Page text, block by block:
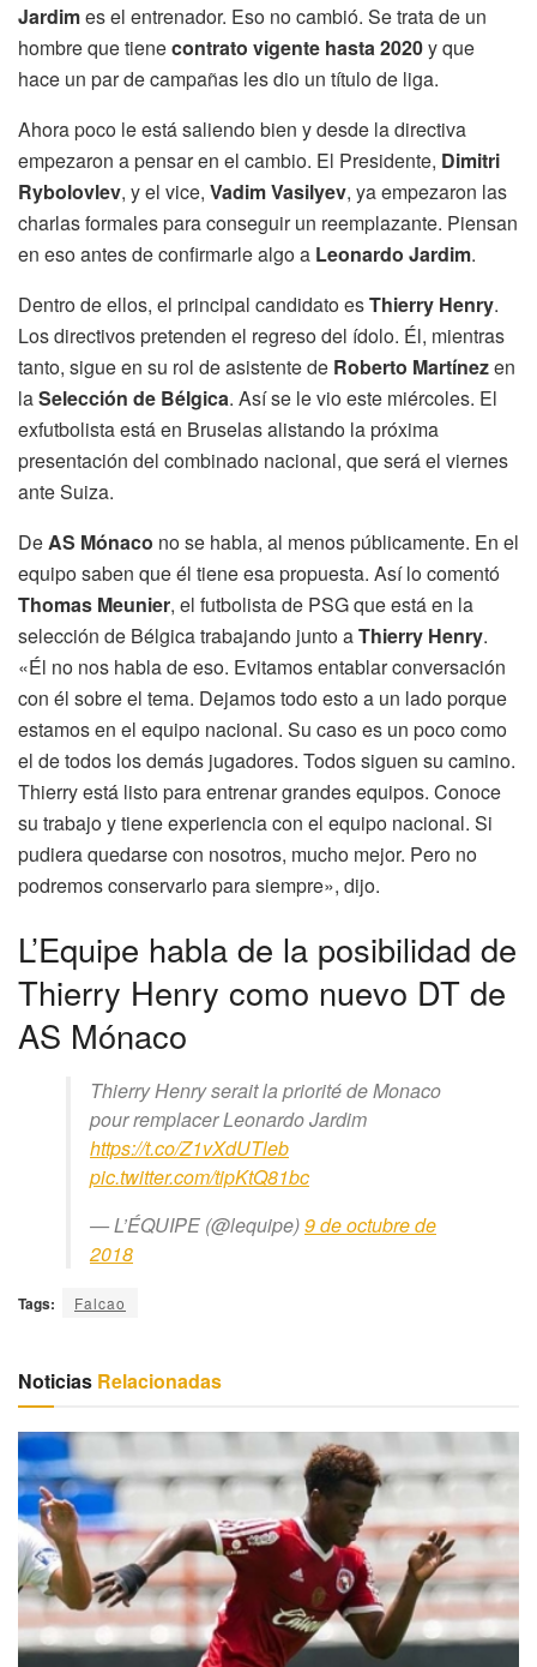
Jardimes el entrenador. Eso no cambió. Se trata de un
hombre que tienecontrato vigente hasta 2020y que
hace un par de campañas les dio un título de liga.
Ahora poco le está saliendo bien y desde la directiva
empezaron a pensar en el cambio. El Presidente, Dimitri
Rybolovlev, y el vice, Vadim Vasilyev, ya empezaron las
charlas formales para conseguir un reemplazante. Piensan
en eso antes de confirmarle algo a Leonardo Jardim.
Dentro de ellos, el principal candidato esThierry Henry.
Los directivos pretenden el regreso del ídolo. Él, mientras
tanto, sigue en su rol de asistente de Roberto Martínezen
laSelección de Bélgica. Así se le vio este miércoles. El
exfutbolista está en Bruselas alistando la próxima
presentación del combinado nacional, que será el viernes
ante Suiza.
De AS Mónaco no se habla, al menos públicamente. En el
equipo saben que él tiene esa propuesta. Así lo comentó
Thomas Meunier, el futbolista de PSG que está en la
selección de Bélgica trabajando junto aThierry Henry.
«Él no nos habla de eso. Evitamos entablar conversación
con él sobre el tema. Dejamos todo esto a un lado porque
estamos en el equipo nacional. Su caso es un poco como
el de todos los demás jugadores. Todos siguen su camino.
Thierry está listo para entrenar grandes equipos. Conoce
su trabajo y tiene experiencia con el equipo nacional. Si
pudiera quedarse con nosotros, mucho mejor. Pero no
podremos conservarlo para siempre», dijo.
L’Equipe habla de la posibilidad de
Thierry Henry como nuevo DT de
AS Mónaco
Thierry Henry serait la priorité de Monaco
pour remplacer Leonardo Jardim
https://t.co/Z1vXdUTleb
pic.twitter.com/tipKtQ81bc
— L’ÉQUIPE (@lequipe)9 de octubre de
2018
Tags: Falcao
Noticias Relacionadas